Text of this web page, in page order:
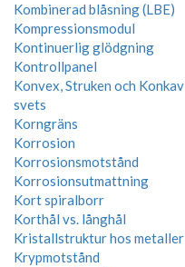
Kombinerad blåsning (LBE)
Kompressionsmodul
Kontinuerlig glödgning
Kontrollpanel
Konvex, Struken och Konkav
svets
Korngräns
Korrosion
Korrosionsmotstånd
Korrosionsutmattning
Kort spiralborr
Korthål vs. långhål
Kristallstruktur hos metaller
Krypmotstånd